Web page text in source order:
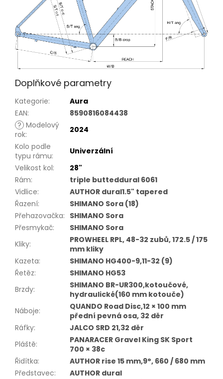
Doplňkové parametry
Kategorie:
Aura
EAN:
8590816084438
? Modelový
rok:
2024
Kolo podle
typu rámu:
Univerzální
Velikost kol:
28"
Rám:
triple butteddural 6061
Vidlice:
AUTHOR dural1.5" tapered
Řazení:
SHIMANO Sora (18)
Přehazovačka: SHIMANO Sora
Přesmykač:
SHIMANO Sora
Kliky:
PROWHEEL RPL, 48-32 zubů, 172.5 / 175
mm kliky
Kazeta:
SHIMANO HG400-9,11-32 (9)
Řetěz:
SHIMANO HG53
Brzdy:
SHIMANO BR-UR300,kotoučové,
hydraulické(160 mm kotouče)
Náboje:
QUANDO Road Disc,12 × 100 mm
přední pevná osa, 32 děr
Ráfky:
JALCO SRD 21,32 děr
Pláště:
PANARACER Gravel King SK Sport
700 × 38c
Řidítka:
AUTHOR rise 15 mm,9°, 660 / 680 mm
Představec:
AUTHOR dural